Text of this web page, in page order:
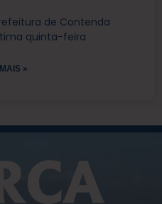
de Contenda
quinta-feira
»